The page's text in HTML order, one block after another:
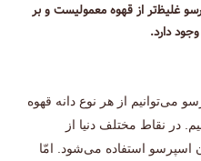
غلیظ‌تر از قهوه معمولیست و بر
دارد.
می‌توانیم از هر نوع دانه قهوه
در نقاط مختلف دنیا از
اسپرسو استفاده می‌شود. امّا